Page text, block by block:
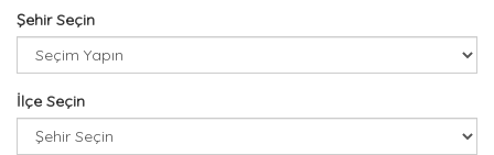
Şehir Seçin
İlçe Seçin